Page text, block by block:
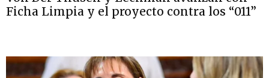
Ficha Limpia y el proyecto contra los “011”